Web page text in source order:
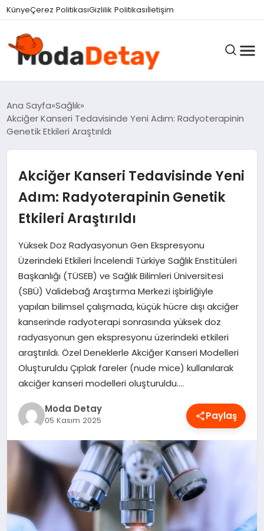
KünyeÇerez PolitikasıGizlilik Politikasıİletişim
GÜNDEM
DÜNYA
EĞITIM
MAGAZIN
SAĞLIK
SPOR
TEKNOLOJI
YAŞAM
Ana Sayfa Sağlık
Akciğer Kanseri Tedavisinde Yeni Adım: Radyoterapinin
Genetik Etkileri Araştırıldı
Akciğer Kanseri Tedavisinde Yeni
Adım: Radyoterapinin Genetik
Etkileri Araştırıldı
Yüksek Doz Radyasyonun Gen Ekspresyonu
Üzerindeki Etkileri İncelendi Türkiye Sağlık Enstitüleri
Başkanlığı (TÜSEB) ve Sağlık Bilimleri Üniversitesi
(SBÜ) Validebağ Araştırma Merkezi işbirliğiyle
yapılan bilimsel çalışmada, küçük hücre dışı akciğer
kanserinde radyoterapi sonrasında yüksek doz
radyasyonun gen ekspresyonu üzerindeki etkileri
araştırıldı. Özel Deneklerle Akciğer Kanseri Modelleri
Oluşturuldu Çıplak fareler (nude mice) kullanılarak
akciğer kanseri modelleri oluşturuldu….
Moda Detay
05 Kasım 2025 Paylaş